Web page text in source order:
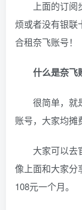
上面的订
烦或者没有银联
合租奈飞账号！
什么是奈飞
很简单，就
账号，大家均摊
大家可以去
像上面和大家分
108元一个月。